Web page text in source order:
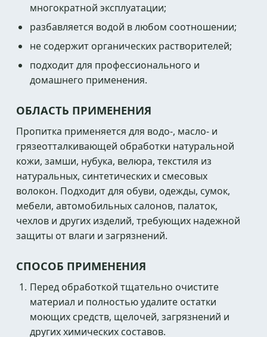
многократной эксплуатации;
разбавляется водой в любом соотношении;
не содержит органических растворителей;
подходит для профессионального и
домашнего применения.
ОБЛАСТЬ ПРИМЕНЕНИЯ
Пропитка применяется для водо-, масло- и
грязеотталкивающей обработки натуральной
кожи, замши, нубука, велюра, текстиля из
натуральных, синтетических и смесовых
волокон. Подходит для обуви, одежды, сумок,
мебели, автомобильных салонов, палаток,
чехлов и других изделий, требующих надежной
защиты от влаги и загрязнений.
СПОСОБ ПРИМЕНЕНИЯ
Перед обработкой тщательно очистите
материал и полностью удалите остатки
моющих средств, щелочей, загрязнений и
других химических составов.